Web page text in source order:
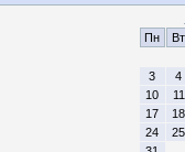
Пн
Вт
3
4
10
11
17
18
24
25